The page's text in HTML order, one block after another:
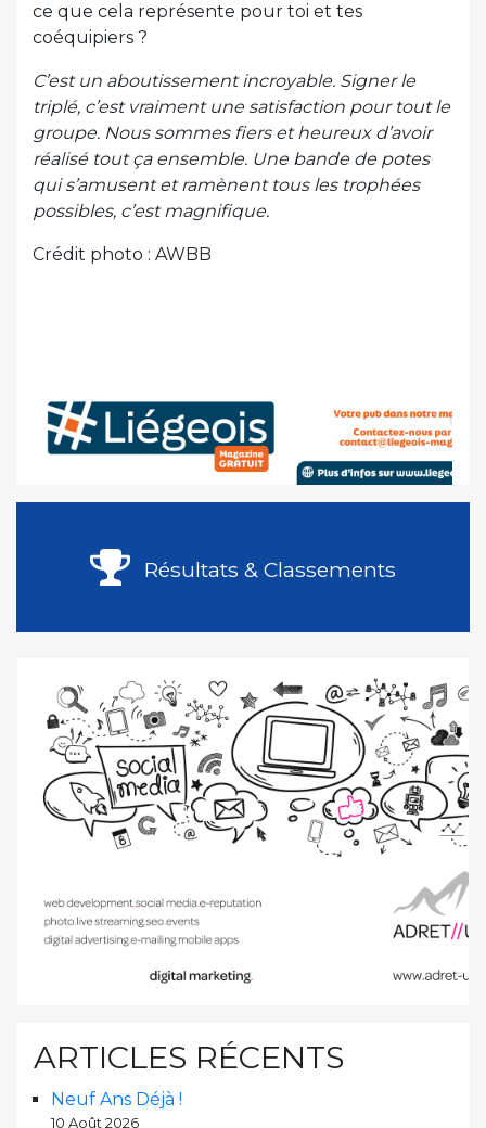
ce que cela représente pour toi et tes
coéquipiers ?
C’est un aboutissement incroyable. Signer le
triplé, c’est vraiment une satisfaction pour tout le
groupe. Nous sommes fiers et heureux d’avoir
réalisé tout ça ensemble. Une bande de potes
qui s’amusent et ramènent tous les trophées
possibles, c’est magnifique.
Crédit photo : AWBB
Résultats & Classements
ARTICLES RÉCENTS
Neuf Ans Déjà !
10 Août 2026